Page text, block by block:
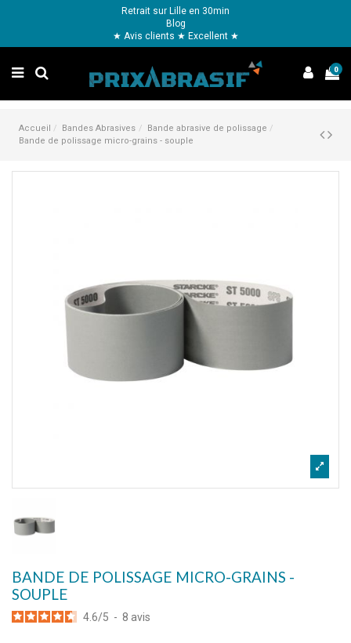
Retrait sur Lille en 30min
Blog
★ Avis clients ★ Excellent ★
0
Accueil Bandes Abrasives
Bande abrasive de polissage
Bande de polissage micro-grains - souple
BANDE DE POLISSAGE MICRO-GRAINS -
SOUPLE
4.6/5 - 8 avis